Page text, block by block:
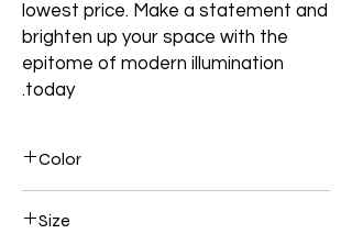
lowest price. Make a statement and
brighten up your space with the
epitome of modern illumination
today.
Color
Size